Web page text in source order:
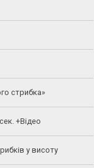
стрибка»
+Відео
у висоту